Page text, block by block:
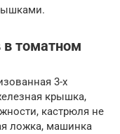
в томатном
3-х
крышка,
кастрюля не
ложка, машинка